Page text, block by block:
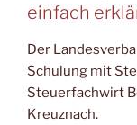
einfach
Der
Schulung mit
Steuerfachwirt
Kreuznach.